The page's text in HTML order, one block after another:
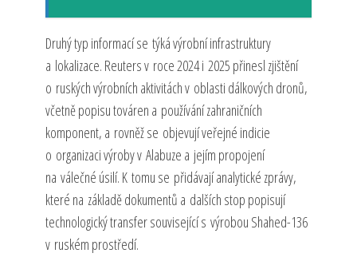
Druhý typ informací se týká výrobní infrastruktury
a lokalizace. Reuters v roce 2024 i 2025 přinesl zjištění
o ruských výrobních aktivitách v oblasti dálkových dronů,
včetně popisu továren a používání zahraničních
komponent, a rovněž se objevují veřejné indicie
o organizaci výroby v Alabuze a jejím propojení
na válečné úsilí. K tomu se přidávají analytické zprávy,
které na základě dokumentů a dalších stop popisují
technologický transfer související s výrobou Shahed-136
v ruském prostředí.